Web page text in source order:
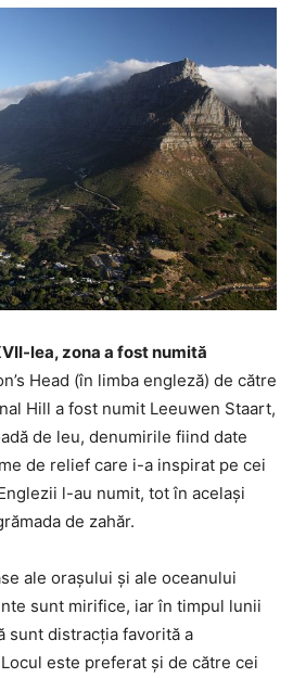
lea, zona a fost numită
Head (în limba engleză) de către
Hill a fost numit Leeuwen Staart,
de leu, denumirile fiind date
de relief care i-a inspirat pe cei
l-au numit, tot în același
de zahăr.
ale orașului și ale oceanului
sunt mirifice, iar în timpul lunii
sunt distracția favorită a
este preferat și de către cei